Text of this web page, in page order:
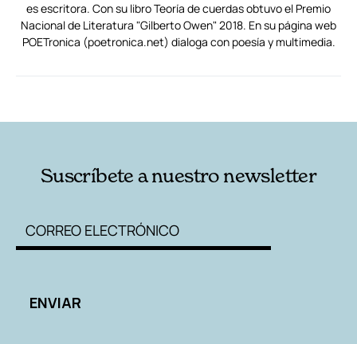
es escritora. Con su libro Teoría de cuerdas obtuvo el Premio
Nacional de Literatura "Gilberto Owen" 2018. En su página web
POETronica (poetronica.net) dialoga con poesía y multimedia.
Suscríbete a nuestro newsletter